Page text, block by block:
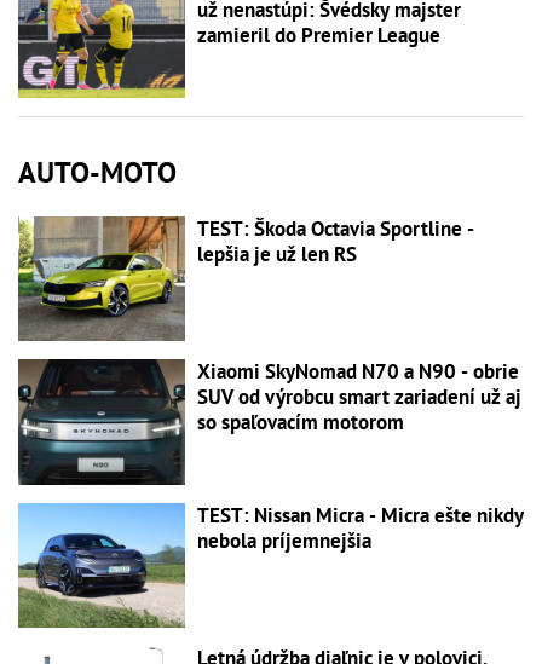
už nenastúpi: Švédsky majster
zamieril do Premier League
AUTO-MOTO
TEST: Škoda Octavia Sportline -
lepšia je už len RS
Xiaomi SkyNomad N70 a N90 - obrie
SUV od výrobcu smart zariadení už aj
so spaľovacím motorom
TEST: Nissan Micra - Micra ešte nikdy
nebola príjemnejšia
Letná údržba diaľnic je v polovici,